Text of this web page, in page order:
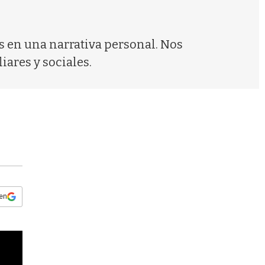
en una narrativa personal. Nos
y sociales.